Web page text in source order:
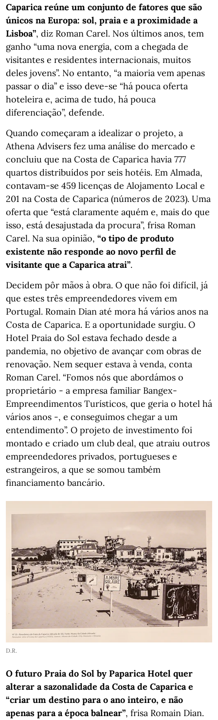
Caparica reúne um conjunto de fatores que são
únicos na Europa: sol, praia e a proximidade a
Lisboa”, diz Roman Carel. Nos últimos anos, tem
ganho “uma nova energia, com a chegada de
visitantes e residentes internacionais, muitos
deles jovens”. No entanto, “a maioria vem apenas
passar o dia” e isso deve-se “há pouca oferta
hoteleira e, acima de tudo, há pouca
diferenciação”, defende.
Quando começaram a idealizar o projeto, a
Athena Advisers fez uma análise do mercado e
concluiu que na Costa de Caparica havia 777
quartos distribuídos por seis hotéis. Em Almada,
contavam-se 459 licenças de Alojamento Local e
201 na Costa de Caparica (números de 2023). Uma
oferta que “está claramente aquém e, mais do que
isso, está desajustada da procura”, frisa Roman
Carel. Na sua opinião, “o tipo de produto
existente não responde ao novo perfil de
visitante que a Caparica atrai”.
Decidem pôr mãos à obra. O que não foi difícil, já
que estes três empreendedores vivem em
Portugal. Romain Dian até mora há vários anos na
Costa de Caparica. E a oportunidade surgiu. O
Hotel Praia do Sol estava fechado desde a
pandemia, no objetivo de avançar com obras de
renovação. Nem sequer estava à venda, conta
Roman Carel. “Fomos nós que abordámos o
proprietário - a empresa familiar Bangex-
Empreendimentos Turísticos, que geria o hotel há
vários anos -, e conseguimos chegar a um
entendimento”. O projeto de investimento foi
montado e criado um club deal, que atraiu outros
empreendedores privados, portugueses e
estrangeiros, a que se somou também
financiamento bancário.
D.R.
O futuro Praia do Sol by Paparica Hotel quer
alterar a sazonalidade da Costa de Caparica e
“criar um destino para o ano inteiro, e não
apenas para a época balnear”, frisa Romain Dian.